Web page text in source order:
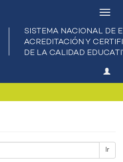
Ir